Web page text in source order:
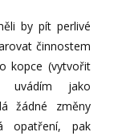
by pít perlivé
činnostem
kopce (vytvořit
uvádím jako
žádné změny
opatření, pak